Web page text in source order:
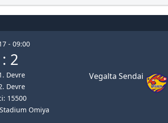
- 09:00
2
Devre
Devre
15500
Omiya
Vegalta Sendai